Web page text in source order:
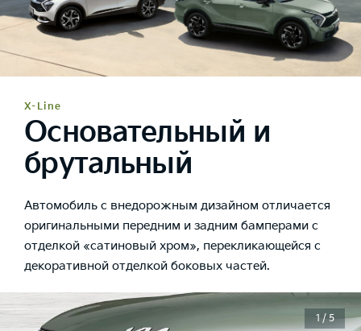
X-Line
Основательный и
брутальный
Автомобиль с внедорожным дизайном отличается
оригинальными передним и задним бамперами с
отделкой «сатиновый хром», перекликающейся с
декоративной отделкой боковых частей.
1 / 5